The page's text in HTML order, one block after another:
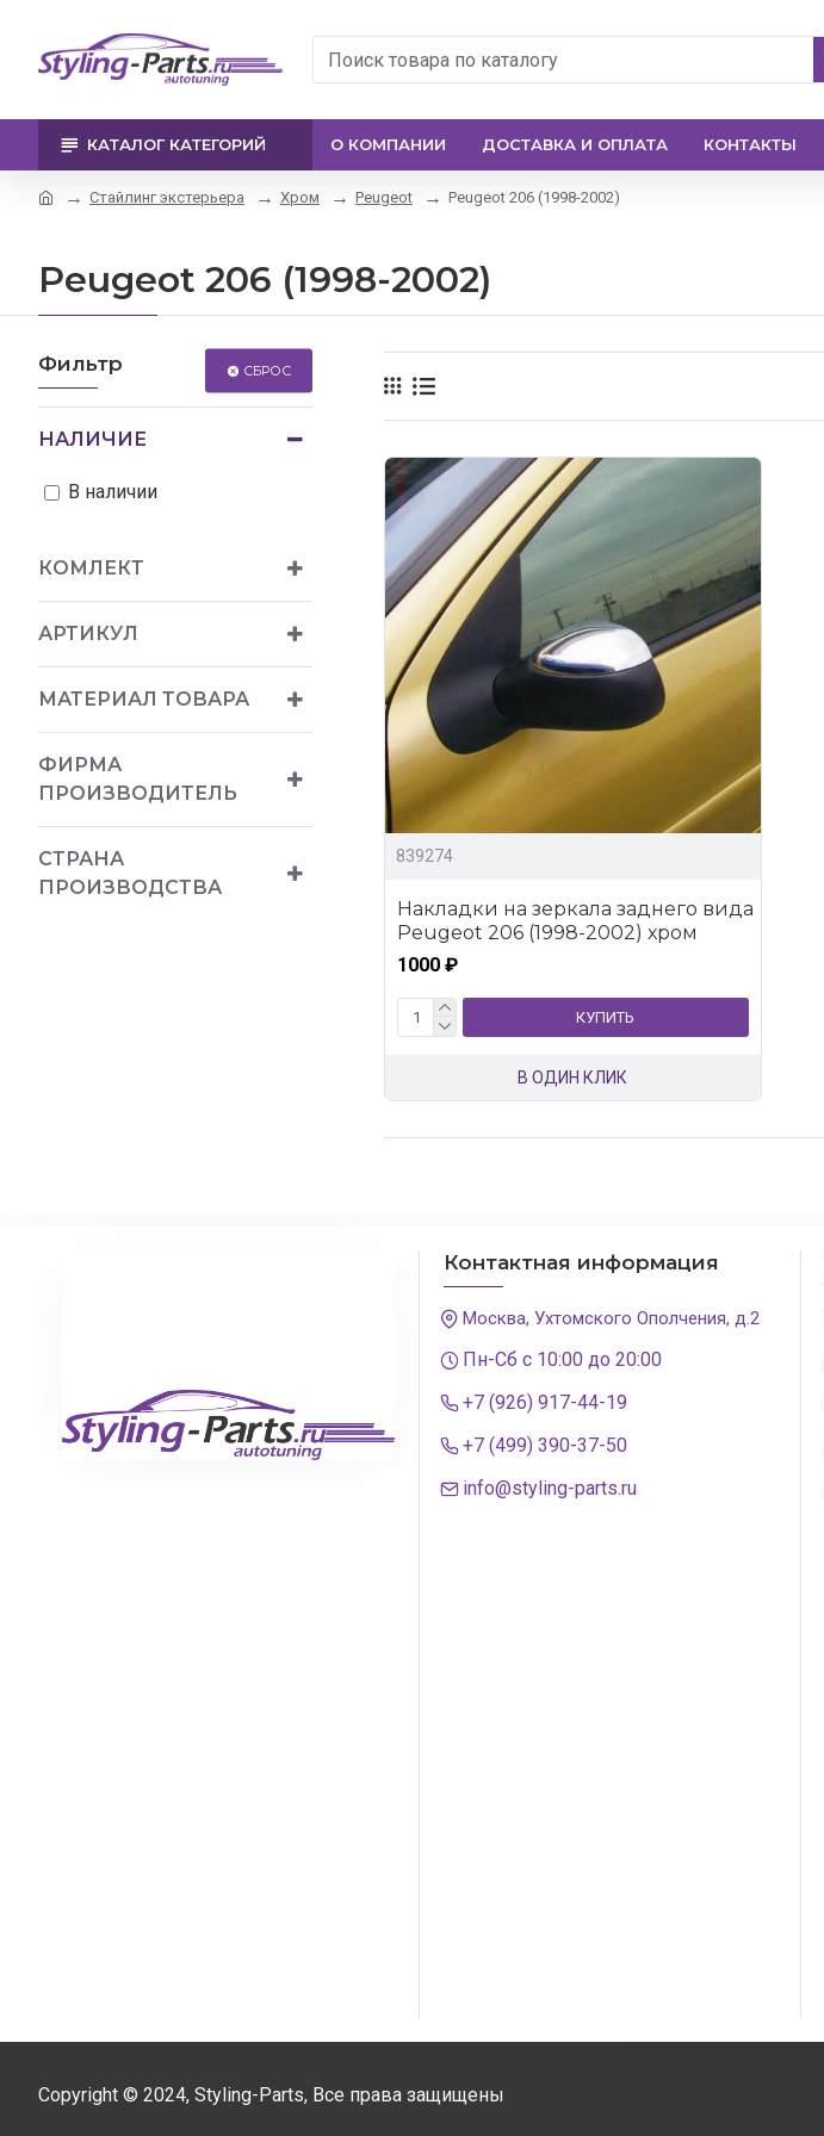
КАТАЛОГ КАТЕГОРИЙ О КОМПАНИИ ДОСТАВКА И ОПЛАТА КОНТАКТЫ
Стайлинг экстерьера Хром Peugeot Peugeot 206 (1998-2002)
Peugeot 206 (1998-2002)
Фильтр СБРОС
КОМЛЕКТ
АРТИКУЛ
МАТЕРИАЛ ТОВАРА
ФИРМА
ПРОИЗВОДИТЕЛЬ
СТРАНА
ПРОИЗВОДСТВА
НАЛИЧИЕ
В наличии
839274
Накладки на зеркала заднего вида
Peugeot 206 (1998-2002) хром
1000 ₽
КУПИТЬ
В ОДИН КЛИК
Контактная информация
Москва, Ухтомского Ополчения, д.2
Пн-Сб с 10:00 до 20:00
+7 (926) 917-44-19
+7 (499) 390-37-50
info@styling-parts.ru
Copyright © 2024, Styling-Parts, Все права защищены